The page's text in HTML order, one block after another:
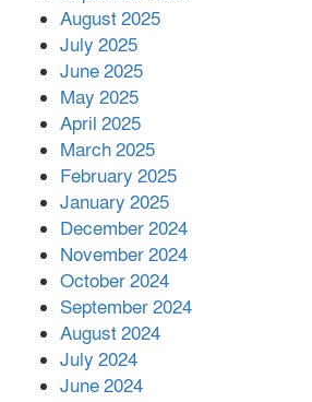
সহায়তা দিলেন
August 2025
July 2025
June 2025
May 2025
April 2025
March 2025
February 2025
January 2025
December 2024
November 2024
October 2024
September 2024
August 2024
July 2024
June 2024